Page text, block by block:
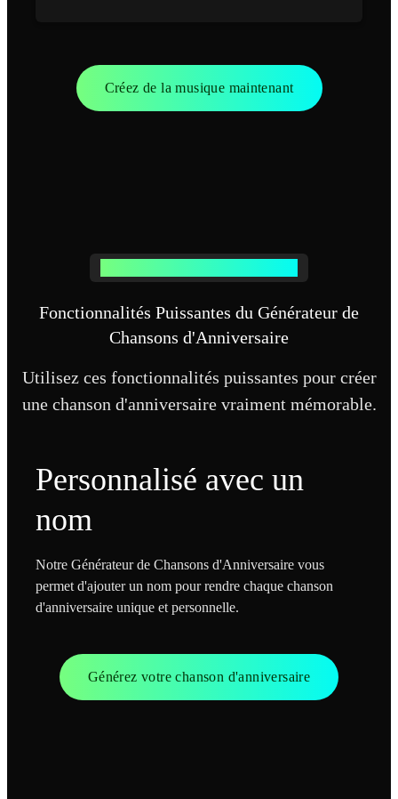
Créez de la musique maintenant
Fonctionnalités Puissantes du Générateur de
Chansons d'Anniversaire
Utilisez ces fonctionnalités puissantes pour créer
une chanson d'anniversaire vraiment mémorable.
Personnalisé avec un
nom
Notre Générateur de Chansons d'Anniversaire vous
permet d'ajouter un nom pour rendre chaque chanson
d'anniversaire unique et personnelle.
Générez votre chanson d'anniversaire